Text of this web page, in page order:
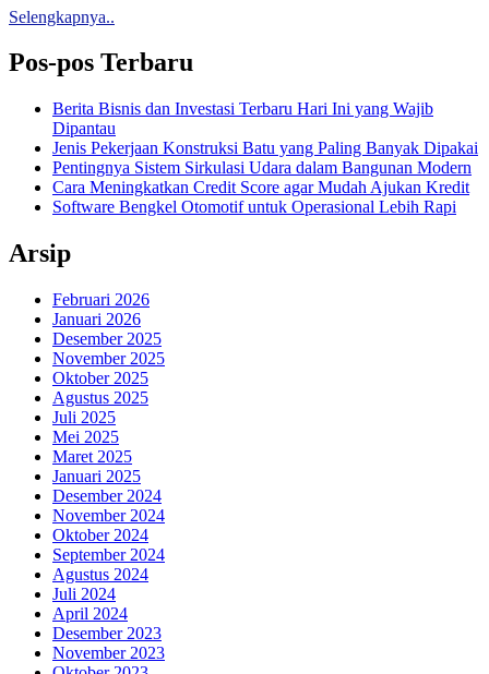
Selengkapnya..
Pos-pos Terbaru
Berita Bisnis dan Investasi Terbaru Hari Ini yang Wajib
Dipantau
Jenis Pekerjaan Konstruksi Batu yang Paling Banyak Dipakai
Pentingnya Sistem Sirkulasi Udara dalam Bangunan Modern
Cara Meningkatkan Credit Score agar Mudah Ajukan Kredit
Software Bengkel Otomotif untuk Operasional Lebih Rapi
Arsip
Februari 2026
Januari 2026
Desember 2025
November 2025
Oktober 2025
Agustus 2025
Juli 2025
Mei 2025
Maret 2025
Januari 2025
Desember 2024
November 2024
Oktober 2024
September 2024
Agustus 2024
Juli 2024
April 2024
Desember 2023
November 2023